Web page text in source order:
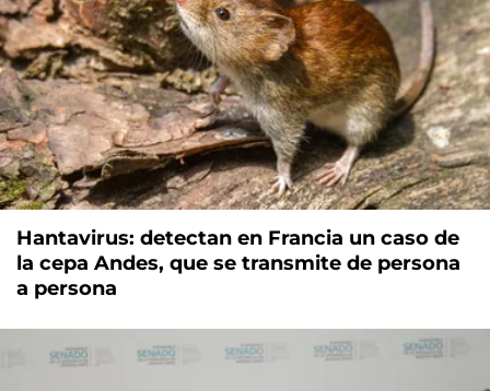
Hantavirus: detectan en Francia un caso de
la cepa Andes, que se transmite de persona
a persona